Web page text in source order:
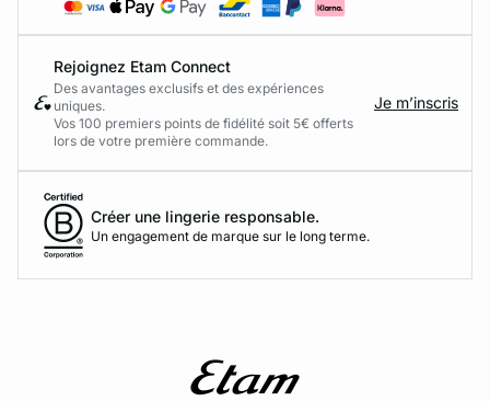
Rejoignez Etam Connect
Des avantages exclusifs et des expériences
uniques.
Vos 100 premiers points de fidélité soit 5€ offerts
lors de votre première commande.​
Je m’inscris
Créer une lingerie responsable.
Un engagement de marque sur le long terme.